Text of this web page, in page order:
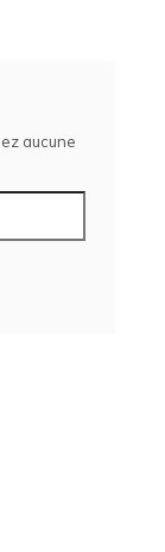
aucune